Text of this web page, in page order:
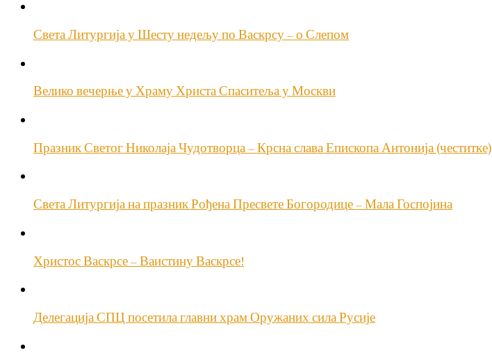
Света Литургија у Шесту недељу по Васкрсу – о Слепом
Велико вечерње у Храму Христа Спаситеља у Москви
Празник Светог Николаја Чудотворца – Крсна слава Епископа Антонија (честитке)
Света Литургија на празник Рођена Пресвете Богородице – Мала Госпојина
Христос Васкрсе – Ваистину Васкрсе!
Делегација СПЦ посетила главни храм Оружаних сила Русије